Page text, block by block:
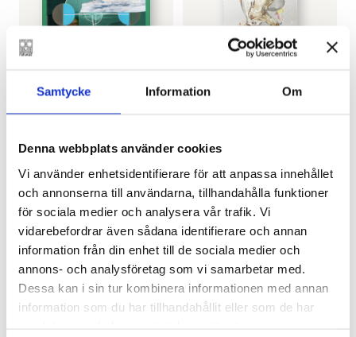
Samtycke Information Om
Denna webbplats använder cookies
Vi använder enhetsidentifierare för att anpassa innehållet
och annonserna till användarna, tillhandahålla funktioner
för sociala medier och analysera vår trafik. Vi
vidarebefordrar även sådana identifierare och annan
information från din enhet till de sociala medier och
annons- och analysföretag som vi samarbetar med.
Dessa kan i sin tur kombinera informationen med annan
information som du har tillhandahållit eller som de har
Australien är också en
ö
FINNS SOM LJUDBOK
Bechi
LÄGG I VARUKORG